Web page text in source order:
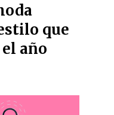
que
año